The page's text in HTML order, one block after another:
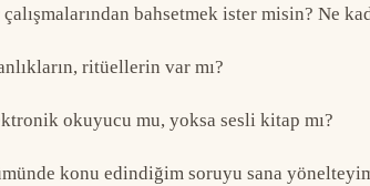
bahsetmek ister misin? Ne
ritüellerin var mı?
okuyucu mu, yoksa sesli kitap mı?
konu edindiğim soruyu sana